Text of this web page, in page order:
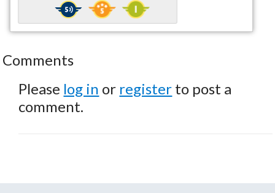
Comments
Please log in or register to post a
comment.